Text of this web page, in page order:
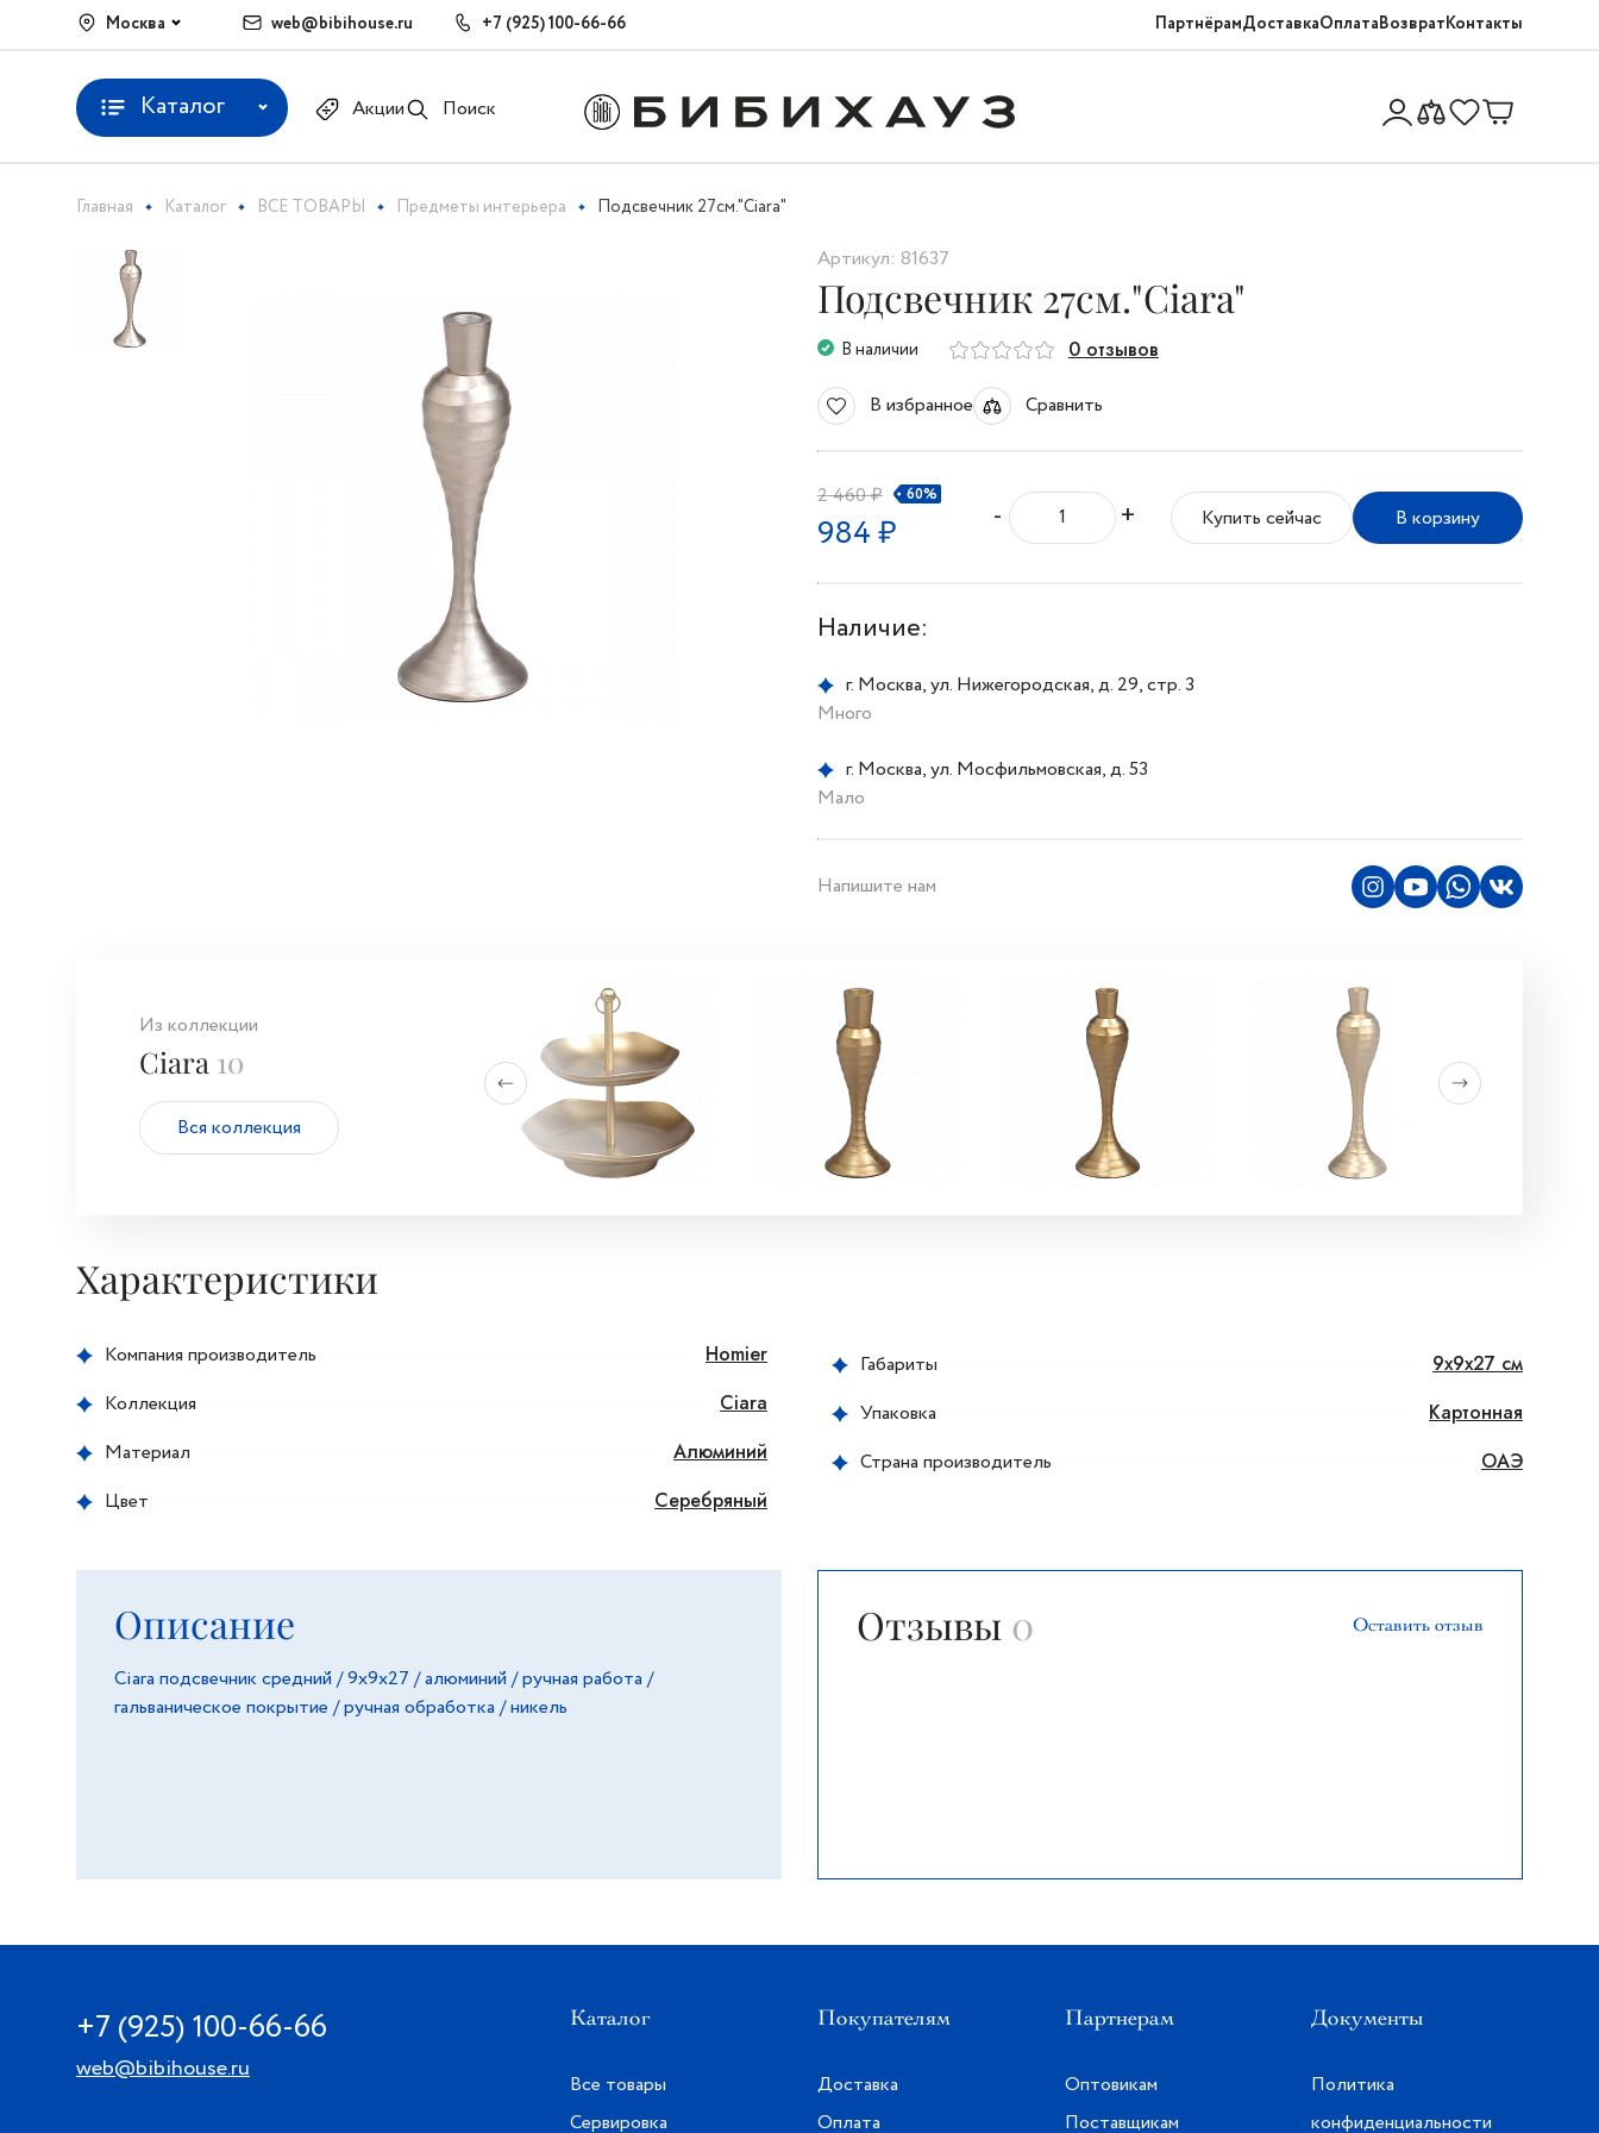
Москва web@bibihouse.ru +7 (925) 100-66-66 ПартнёрамДоставкаОплатаВозвратКонтакты
Каталог Акции Поиск
Главная Каталог ВСЕ ТОВАРЫ Предметы интерьера Подсвечник 27см."Ciara"
Артикул: 81637
Подсвечник 27см."Ciara"
В наличии 0 отзывов
В избранное Сравнить
2 460 ₽ 60%
984 ₽ - + Купить сейчас В корзину
Наличие:
г. Москва, ул. Нижегородская, д. 29, стр. 3
Много
г. Москва, ул. Мосфильмовская, д. 53
Мало
Напишите нам
Из коллекции
Ciara 10
Вся коллекция
Характеристики
Компания производитель
Homier
Коллекция
Ciara
Материал
Алюминий
Цвет
Серебряный
Габариты
9x9x27 см
Упаковка
Картонная
Страна производитель
ОАЭ
Описание
Ciara подсвечник средний / 9х9х27 / алюминий / ручная работа /
гальваническое покрытие / ручная обработка / никель
Отзывы 0 Оставить отзыв
+7 (925) 100-66-66
web@bibihouse.ru
Каталог
Все товары
Сервировка
Покупателям
Доставка
Оплата
Партнерам
Оптовикам
Поставщикам
Документы
Политика
конфиденциальности